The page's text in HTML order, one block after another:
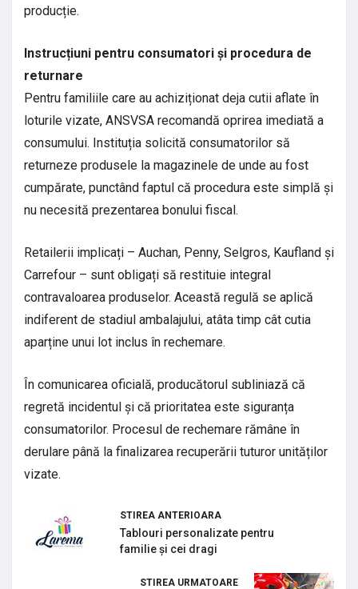
producție.
Instrucțiuni pentru consumatori și procedura de
returnare
Pentru familiile care au achiziționat deja cutii aflate în
loturile vizate, ANSVSA recomandă oprirea imediată a
consumului. Instituția solicită consumatorilor să
returneze produsele la magazinele de unde au fost
cumpărate, punctând faptul că procedura este simplă și
nu necesită prezentarea bonului fiscal.
Retailerii implicați – Auchan, Penny, Selgros, Kaufland și
Carrefour – sunt obligați să restituie integral
contravaloarea produselor. Această regulă se aplică
indiferent de stadiul ambalajului, atâta timp cât cutia
aparține unui lot inclus în rechemare.
În comunicarea oficială, producătorul subliniază că
regretă incidentul și că prioritatea este siguranța
consumatorilor. Procesul de rechemare rămâne în
derulare până la finalizarea recuperării tuturor unităților
vizate.
STIREA ANTERIOARA
Tablouri personalizate pentru
familie și cei dragi
STIREA URMATOARE